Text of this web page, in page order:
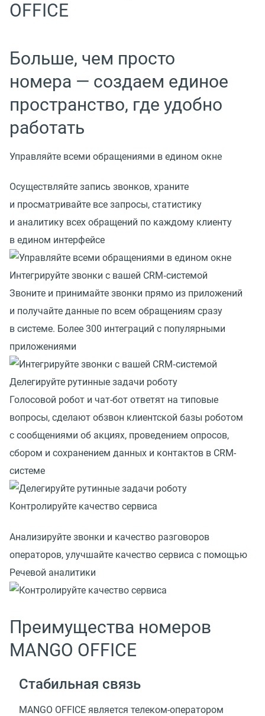
OFFICE
Больше, чем просто
номера — создаем единое
пространство, где удобно
работать
Управляйте всеми обращениями в едином окне
Осуществляйте запись звонков, храните
и просматривайте все запросы, статистику
и аналитику всех обращений по каждому клиенту
в едином интерфейсе
Интегрируйте звонки с вашей CRM‑системой
Звоните и принимайте звонки прямо из приложений
и получайте данные по всем обращениям сразу
в системе. Более 300 интеграций с популярными
приложениями
Делегируйте рутинные задачи роботу
Голосовой робот и чат-бот ответят на типовые
вопросы, сделают обзвон клиентской базы роботом
с сообщениями об акциях, проведением опросов,
сбором и сохранением данных и контактов в CRM-
системе
Контролируйте качество сервиса
Анализируйте звонки и качество разговоров
операторов, улучшайте качество сервиса с помощью
Речевой аналитики
Преимущества номеров
MANGO OFFICE
Стабильная связь
MANGO OFFICE является телеком-оператором